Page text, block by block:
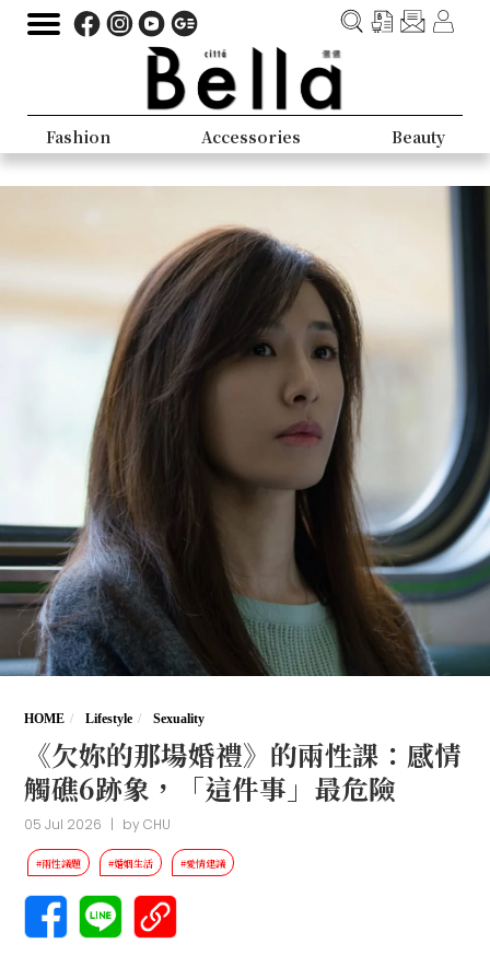
Fashion Accessories Beauty
HOME Lifestyle Sexuality
《欠妳的那場婚禮》的兩性課：感情
觸礁6跡象，「這件事」最危險
05 Jul 2026 | byCHU
#兩性議題 #婚姻生活 #愛情建議